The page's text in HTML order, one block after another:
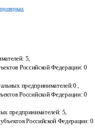
5,
Российской Федерации: 0
предпринимателей:0,
Российской Федерации:0
предпринимателей: 5,
Российской Федерации:0